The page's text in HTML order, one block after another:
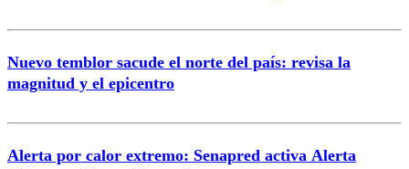
Nuevo temblor sacude el norte del país: revisa la
magnitud y el epicentro
Alerta por calor extremo: Senapred activa Alerta